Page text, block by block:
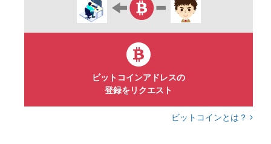
ビットコインアドレスの
登録をリクエスト
ビットコインとは？